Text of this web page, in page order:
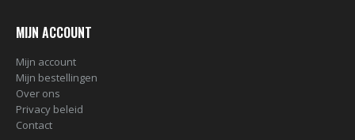
MIJN ACCOUNT
Mijn account
Mijn bestellingen
Over ons
Privacy beleid
Contact